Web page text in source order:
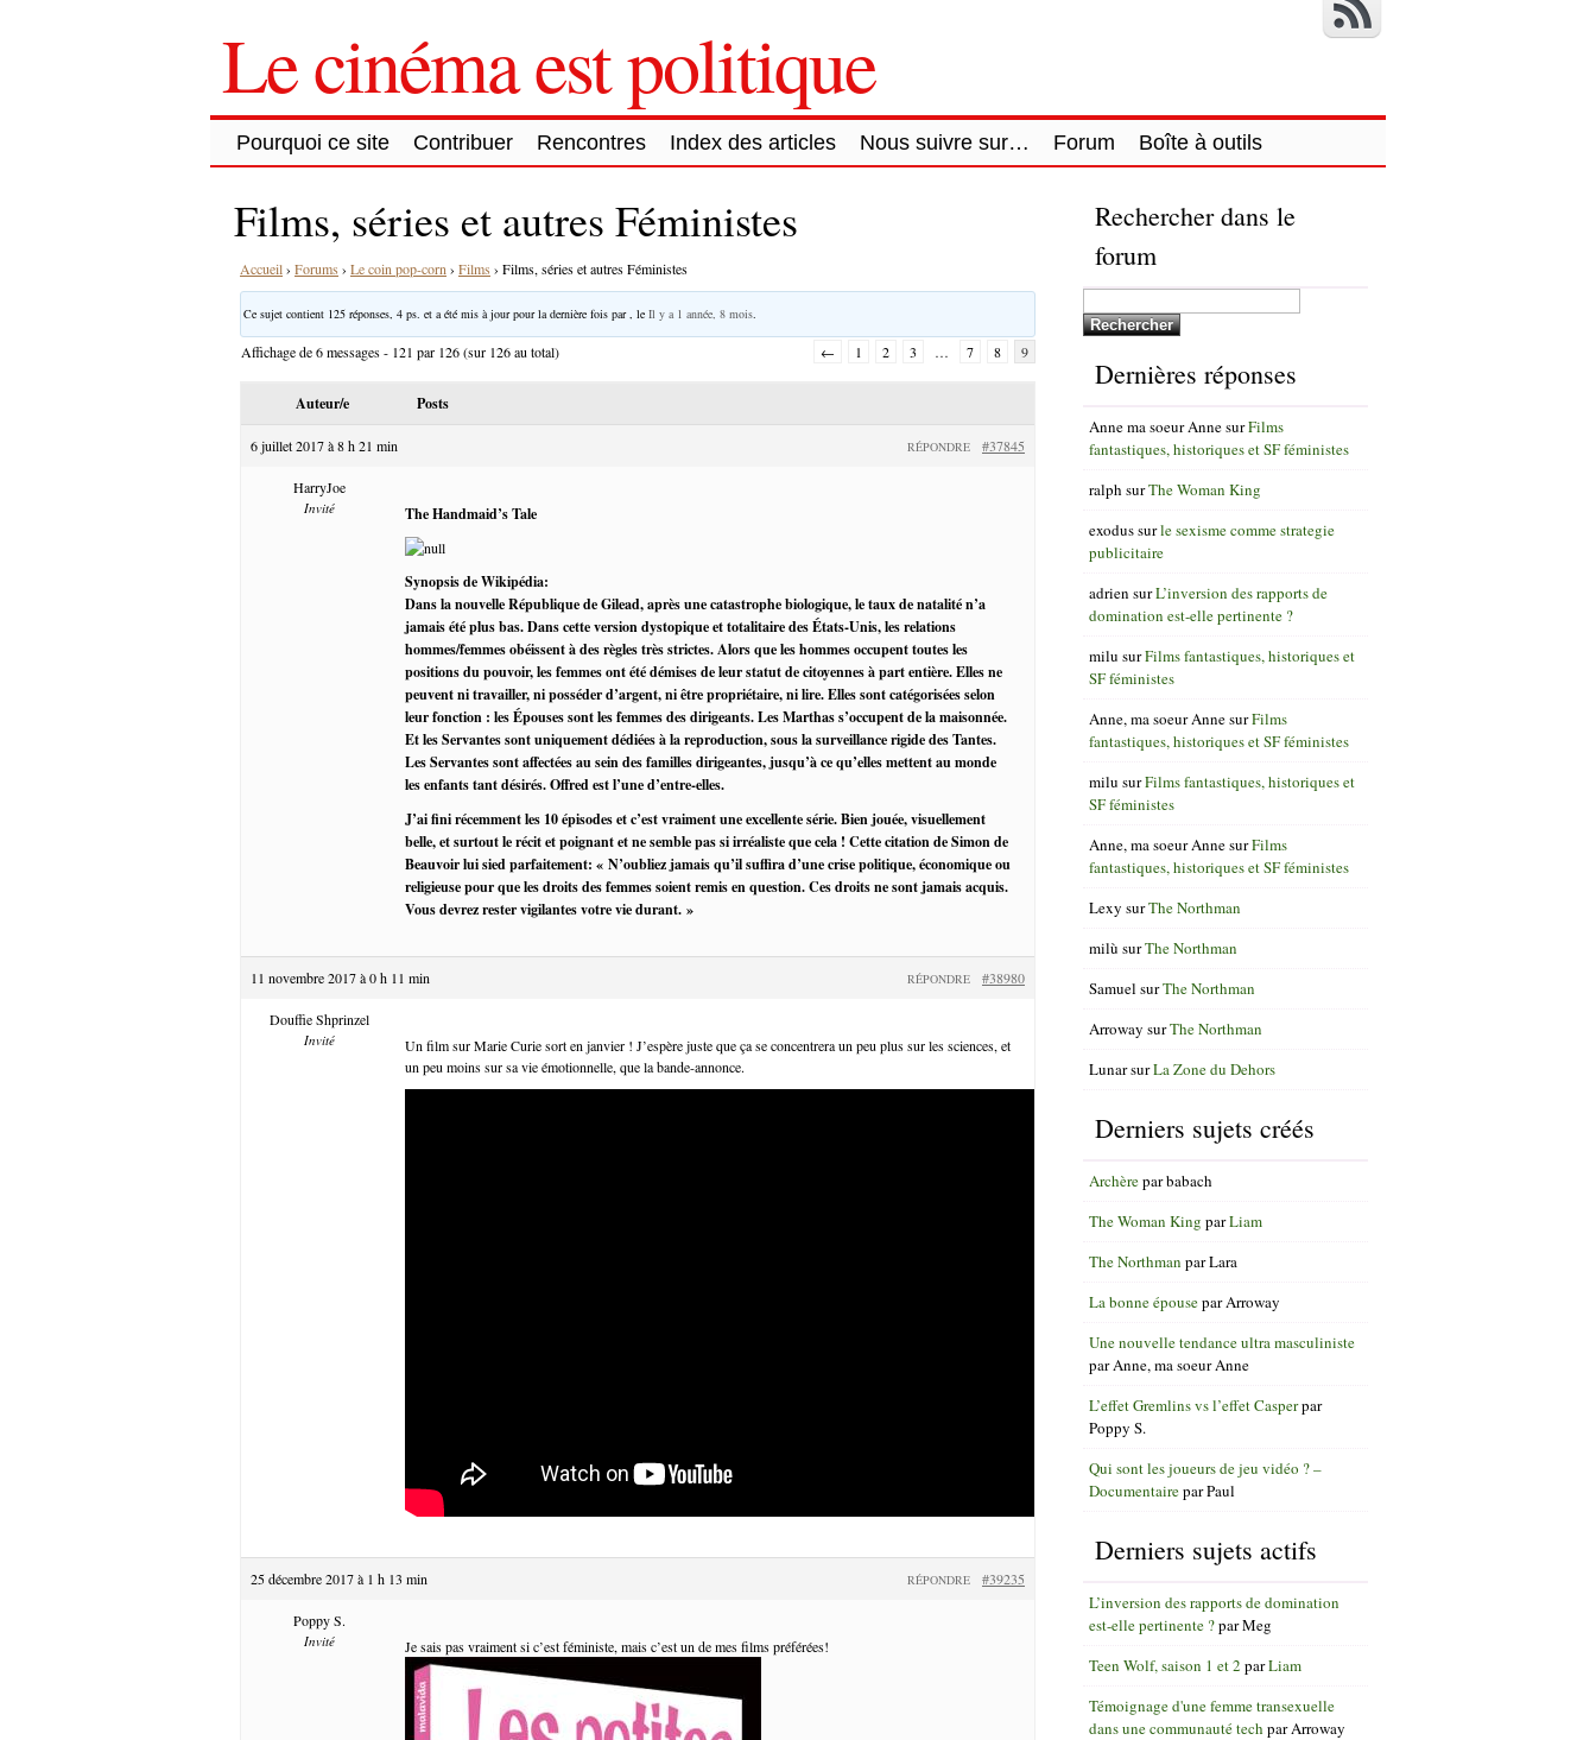
Le cinéma est politique
Pourquoi ce site Contribuer Rencontres Index des articles Nous suivre sur… Forum Boîte à outils
Films, séries et autres Féministes
Accueil› Forums › Le coin pop-corn › Films › Films, séries et autres Féministes
Ce sujet contient 125 réponses, 4 ps. et a été mis à jour pour la dernière fois par , le Il y a 1 année, 8 mois
Affichage de 6 messages - 121 par 126 (sur 126 au total) ← 1 2 3 … 7 8 9
Auteur/e Posts
6 juillet 2017 à 8 h 21 min #37845
RÉPONDRE
HarryJoe
Invité The Handmaid’s Tale
Synopsis de Wikipédia:
Dans la nouvelle République de Gilead, après une catastrophe biologique, le taux de natalité n’a
jamais été plus bas. Dans cette version dystopique et totalitaire des États-Unis, les relations
hommes/femmes obéissent à des règles très strictes. Alors que les hommes occupent toutes les
positions du pouvoir, les femmes ont été démises de leur statut de citoyennes à part entière. Elles ne
peuvent ni travailler, ni posséder d’argent, ni être propriétaire, ni lire. Elles sont catégorisées selon
leur fonction : les Épouses sont les femmes des dirigeants. Les Marthas s’occupent de la maisonnée.
Et les Servantes sont uniquement dédiées à la reproduction, sous la surveillance rigide des Tantes.
Les Servantes sont affectées au sein des familles dirigeantes, jusqu’à ce qu’elles mettent au monde
les enfants tant désirés. Offred est l’une d’entre-elles.
J’ai fini récemment les 10 épisodes et c’est vraiment une excellente série. Bien jouée, visuellement
belle, et surtout le récit et poignant et ne semble pas si irréaliste que cela ! Cette citation de Simon de
Beauvoir lui sied parfaitement: « N’oubliez jamais qu’il suffira d’une crise politique, économique ou
religieuse pour que les droits des femmes soient remis en question. Ces droits ne sont jamais acquis.
Vous devrez rester vigilantes votre vie durant. »
11 novembre 2017 à 0 h 11 min #38980
RÉPONDRE
Douffie Shprinzel
Invité
Un film sur Marie Curie sort en janvier ! J’espère juste que ça se concentrera un peu plus sur les sciences, et
un peu moins sur sa vie émotionnelle, que la bande-annonce.
25 décembre 2017 à 1 h 13 min #39235
RÉPONDRE
Poppy S.
Invité Je sais pas vraiment si c’est féministe, mais c’est un de mes films préférées!
Rechercher dans le
forum
Dernières réponses
Anne ma soeur AnnesurFilms
fantastiques, historiques et SF féministes
ralph surThe Woman King
exodussurle sexisme comme strategie
publicitaire
adrien surL’inversion des rapports de
domination est-elle pertinente ?
milu surFilms fantastiques, historiques et
SF féministes
Anne, ma soeur AnnesurFilms
fantastiques, historiques et SF féministes
milu surFilms fantastiques, historiques et
SF féministes
Anne, ma soeur AnnesurFilms
fantastiques, historiques et SF féministes
Lexy surThe Northman
milù surThe Northman
Samuel surThe Northman
Arroway surThe Northman
LunarsurLa Zone du Dehors
Derniers sujets créés
Archèreparbabach
The Woman King parLiam
The Northman parLara
La bonne épouseparArroway
Une nouvelle tendance ultra masculiniste
parAnne, ma soeur Anne
L’effet Gremlins vs l’effet Casperpar
Poppy S.
Qui sont les joueurs de jeu vidéo ? –
DocumentaireparPaul
Derniers sujets actifs
L’inversion des rapports de domination
est-elle pertinente ?parMeg
Teen Wolf, saison 1 et 2 parLiam
Témoignage d'une femme transexuelle
dans une communauté tech parArroway